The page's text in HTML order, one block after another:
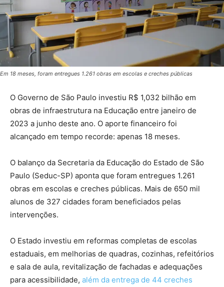
Em 18 meses, foram entregues 1.261 obras em escolas e creches públicas
O Governo de São Paulo investiu R$ 1,032 bilhão em
obras de infraestrutura na Educação entre janeiro de
2023 a junho deste ano. O aporte financeiro foi
alcançado em tempo recorde: apenas 18 meses.
O balanço da Secretaria da Educação do Estado de São
Paulo (Seduc-SP) aponta que foram entregues 1.261
obras em escolas e creches públicas. Mais de 650 mil
alunos de 327 cidades foram beneficiados pelas
intervenções.
O Estado investiu em reformas completas de escolas
estaduais, em melhorias de quadras, cozinhas, refeitórios
e sala de aula, revitalização de fachadas e adequações
para acessibilidade, além da entrega de 44 creches